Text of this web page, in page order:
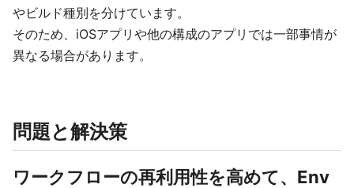
やビルド種別を分けています。
そのため、iOSアプリや他の構成のアプリでは一部事情が
異なる場合があります。
問題と解決策
ワークフローの再利用性を高めて、Env